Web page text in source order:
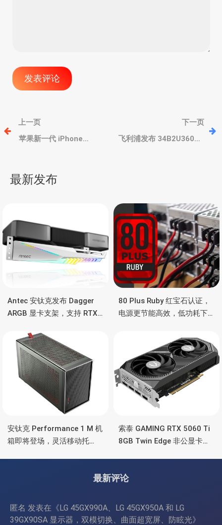
文
章
航
上一页
苹果新一代 iPhone
8GB大内存
下一页
飞利浦发布 34B2U3600C
最新发布
Antec 安钛克发布 Dagger
ARGB 显卡支架，支持 RTX
彩灯效
80 Plus Ruby 红宝石认证，
电源更节能高效，低功耗下
安钛克 Performance 1 M 机
箱即将登场，灵活移动托
索泰 GAMING RTX 5060 Ti
8GB Twin Edge 非公显卡，
最新评论
匿名 发表在《LG 45GX990A、LG 45GX950A 和 LG
39GX90SA 显示器，双模切换、曲面超宽屏、防眩光》